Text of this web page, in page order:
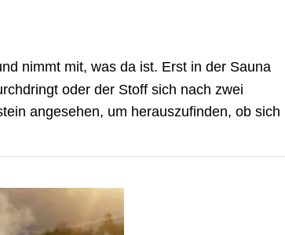
nimmt mit, was da ist. Erst in der Sauna
oder der Stoff sich nach zwei
angesehen, um herauszufinden, ob sich